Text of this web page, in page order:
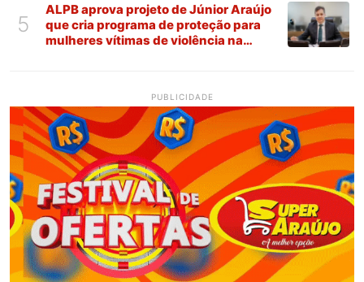
5
ALPB aprova projeto de Júnior Araújo
que cria programa de proteção para
mulheres vítimas de violência na
PUBLICIDADE